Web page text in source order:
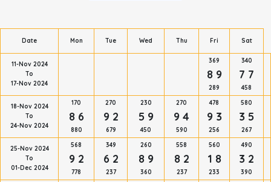
Date Mon Tue Wed Thu Fri Sat
11-Nov 2024
To
17-Nov 2024
369
8 9
289
340
7 7
458
18-Nov 2024
To
24-Nov 2024
170
8 6
880
270
9 2
679
230
5 9
450
270
9 4
590
478
9 3
256
580
3 5
267
25-Nov 2024
To
01-Dec 2024
568
9 2
778
349
6 2
237
260
8 9
360
558
8 2
237
560
1 8
233
490
3 2
390